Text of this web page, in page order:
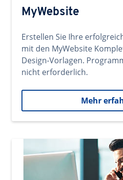
MyWebsite
Erstellen Sie Ihre
mit den MyWebsite
Design-Vorlagen.
nicht erforderlich.
Mehr